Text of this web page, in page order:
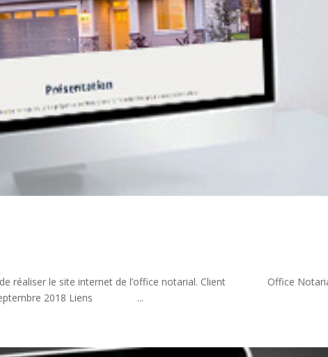
de réaliser le site internet de l’office notarial. Client Office
2018 Liens ...